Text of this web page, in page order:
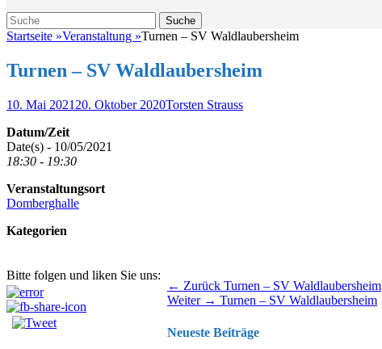
Suche
Suche
nach:
Startseite »Veranstaltung »Turnen – SV Waldlaubersheim
Turnen – SV Waldlaubersheim
Veröffentlicht
10. Mai 2021 20. Oktober 2020Autor
Torsten Strauss
Datum/Zeit
Date(s) - 10/05/2021
18:30 - 19:30
Veranstaltungsort
Domberghalle
Kategorien
Bitte folgen und liken Sie uns:
Beitragsnavigation ← Zurück Vorhergehender
Beitrag:
Turnen – SV Waldlaubersheim
Weiter → Nächster
Turnen – SV Waldlaubersheim
Neueste Beiträge